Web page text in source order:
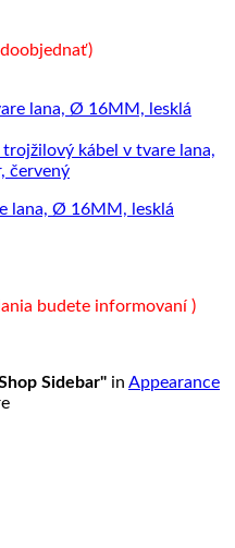
lana, Ø 16MM, lesklá
budete informovaní )
Sidebar" in Appearance